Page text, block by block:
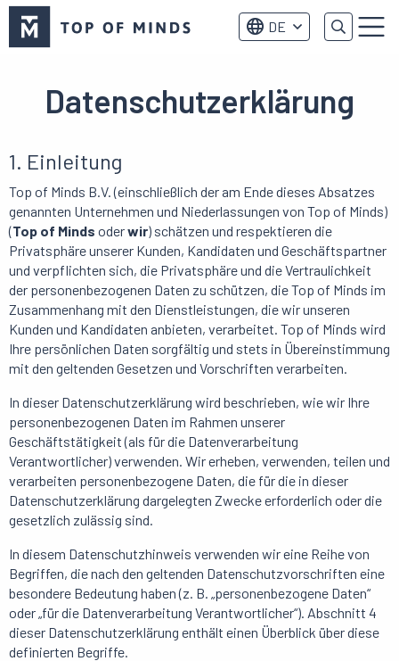
of
DE Menu
Datenschutzerklärung
1. Einleitung
Top of Minds B.V. (einschließlich der am Ende dieses Absatzes
genannten Unternehmen und Niederlassungen von Top of Minds)
(Top of Minds oderwir) schätzen und respektieren die
Privatsphäre unserer Kunden, Kandidaten und Geschäftspartner
und verpflichten sich, die Privatsphäre und die Vertraulichkeit
der personenbezogenen Daten zu schützen, die Top of Minds im
Zusammenhang mit den Dienstleistungen, die wir unseren
Kunden und Kandidaten anbieten, verarbeitet. Top of Minds wird
Ihre persönlichen Daten sorgfältig und stets in Übereinstimmung
mit den geltenden Gesetzen und Vorschriften verarbeiten.
In dieser Datenschutzerklärung wird beschrieben, wie wir Ihre
personenbezogenen Daten im Rahmen unserer
Geschäftstätigkeit (als für die Datenverarbeitung
Verantwortlicher) verwenden. Wir erheben, verwenden, teilen und
verarbeiten personenbezogene Daten, die für die in dieser
Datenschutzerklärung dargelegten Zwecke erforderlich oder die
gesetzlich zulässig sind.
In diesem Datenschutzhinweis verwenden wir eine Reihe von
Begriffen, die nach den geltenden Datenschutzvorschriften eine
besondere Bedeutung haben (z. B. „personenbezogene Daten“
oder „für die Datenverarbeitung Verantwortlicher“). Abschnitt 4
dieser Datenschutzerklärung enthält einen Überblick über diese
definierten Begriffe.